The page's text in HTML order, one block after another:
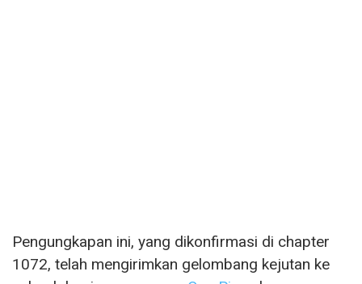
Pengungkapan ini, yang dikonfirmasi di chapter
1072, telah mengirimkan gelombang kejutan ke